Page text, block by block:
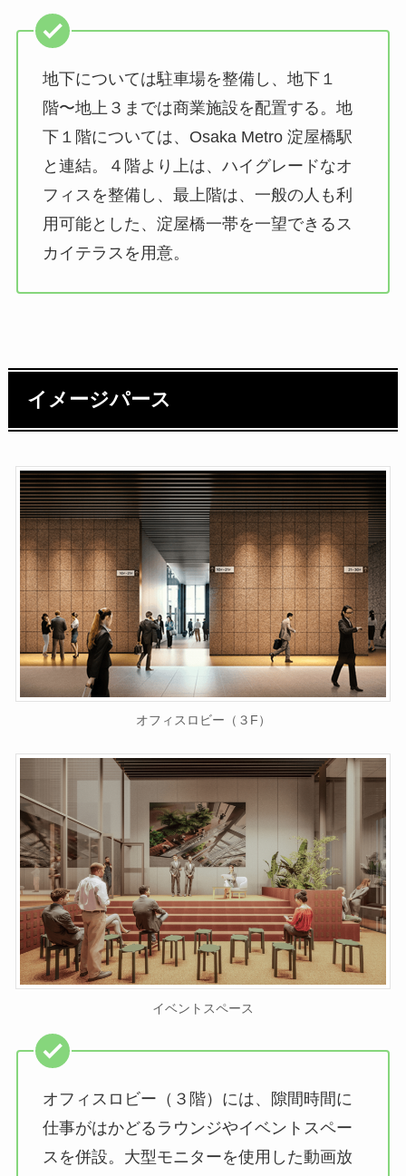
地下については駐車場を整備し、地下１
階〜地上３までは商業施設を配置する。地
下１階については、Osaka Metro 淀屋橋駅
と連結。４階より上は、ハイグレードなオ
フィスを整備し、最上階は、一般の人も利
用可能とした、淀屋橋一帯を一望できるス
カイテラスを用意。
イメージパース
オフィスロビー（３F）
イベントスペース
オフィスロビー（３階）には、隙間時間に
仕事がはかどるラウンジやイベントスペー
スを併設。大型モニターを使用した動画放